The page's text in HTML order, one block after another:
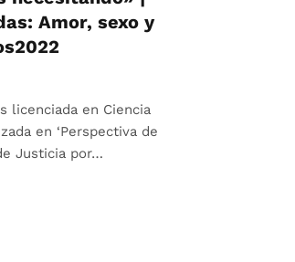
Amor, sexo y
licenciada en Ciencia
en ‘Perspectiva de
Justicia por…